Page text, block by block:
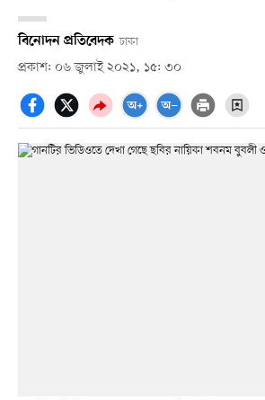
বিনোদন প্রতিবেদক ঢাকা
প্রকাশ: ০৬ জুলাই ২০২১, ১৫: ৩০